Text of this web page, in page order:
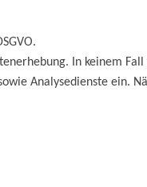
In keinem
Analysedienste ein.